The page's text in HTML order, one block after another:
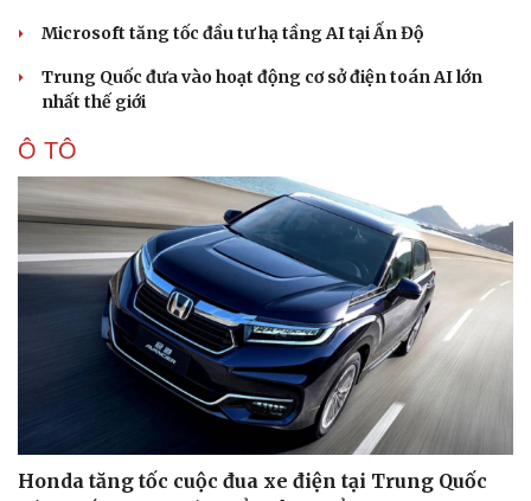
Microsoft tăng tốc đầu tư hạ tầng AI tại Ấn Độ
Trung Quốc đưa vào hoạt động cơ sở điện toán AI lớn
nhất thế giới
Ô TÔ
Honda tăng tốc cuộc đua xe điện tại Trung Quốc